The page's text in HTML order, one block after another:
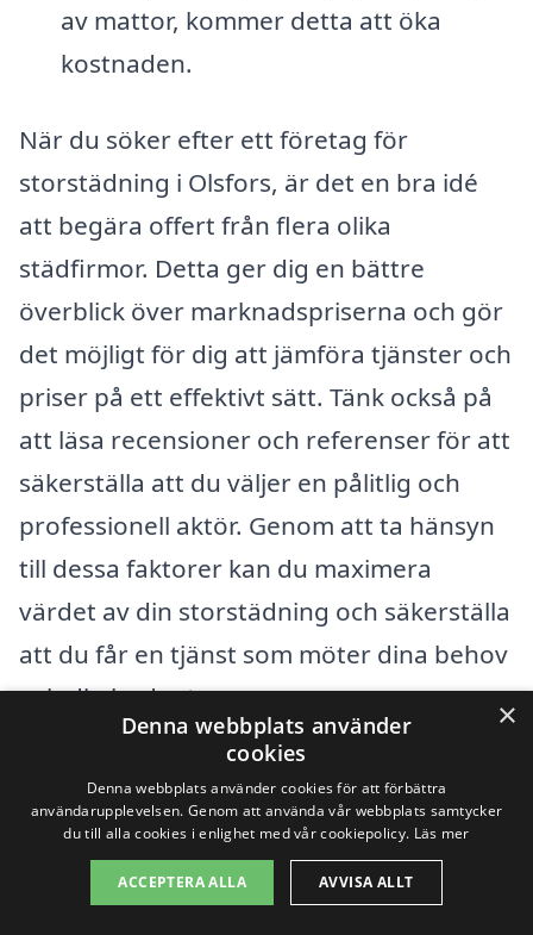
av mattor, kommer detta att öka
kostnaden.
När du söker efter ett företag för
storstädning i Olsfors, är det en bra idé
att begära offert från flera olika
städfirmor. Detta ger dig en bättre
överblick över marknadspriserna och gör
det möjligt för dig att jämföra tjänster och
priser på ett effektivt sätt. Tänk också på
att läsa recensioner och referenser för att
säkerställa att du väljer en pålitlig och
professionell aktör. Genom att ta hänsyn
till dessa faktorer kan du maximera
värdet av din storstädning och säkerställa
att du får en tjänst som möter dina behov
och din budget.
Få 3 erbjudanden, gratis och utan
förpliktelser
×
Denna webbplats använder
cookies
Denna webbplats använder cookies för att förbättra
användarupplevelsen. Genom att använda vår webbplats samtycker
du till alla cookies i enlighet med vår cookiepolicy. Läs mer
ACCEPTERA ALLA AVVISA ALLT